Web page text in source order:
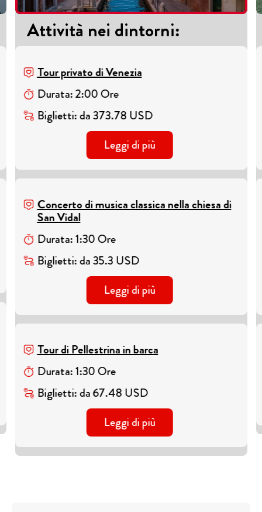
Attività nei dintorni:
Tour privato di Venezia
Durata:2:00Ore
Biglietti:da373.78 USD
Leggi di più
Concerto di musica classica nella chiesa di
San Vidal
Durata:1:30Ore
Biglietti:da35.3 USD
Leggi di più
Tour di Pellestrina in barca
Durata:1:30Ore
Biglietti:da67.48 USD
Leggi di più